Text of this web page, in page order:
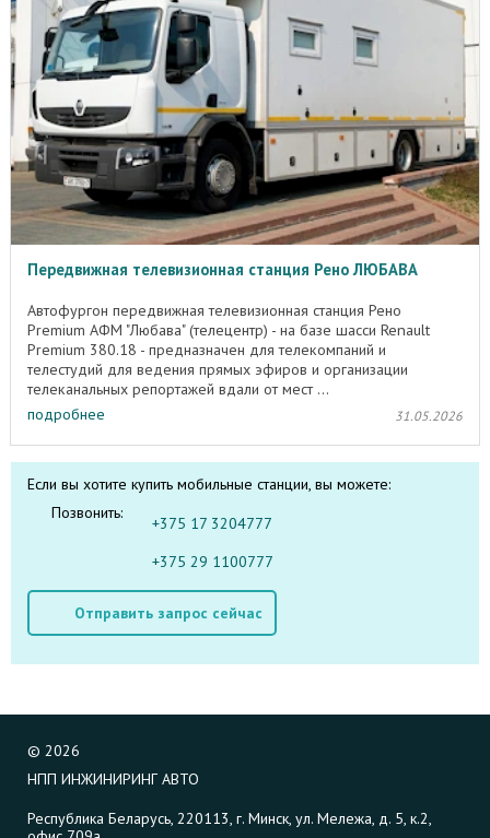
Передвижная телевизионная станция Рено ЛЮБАВА
Автофургон передвижная телевизионная станция Рено
Premium АФМ "Любава" (телецентр) - на базе шасси Renault
Premium 380.18 - предназначен для телекомпаний и
телестудий для ведения прямых эфиров и организации
телеканальных репортажей вдали от мест ...
подробнее
31.05.2026
Если вы хотите купить мобильные станции, вы можете:
Позвонить:
+375 17 3204777
+375 29 1100777
Отправить запрос сейчас
© 2026
НПП ИНЖИНИРИНГ АВТО
Республика Беларусь, 220113, г. Минск, ул. Мележа, д. 5, к.2,